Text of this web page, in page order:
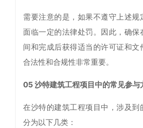
需要注意的是，如果不遵守上述规
面临一定的法律处罚。因此，确保
间和完成后获得适当的许可证和文
合法性和合规性非常重要。
05 沙特建筑工程项目中的常见参与
在沙特的建筑工程项目中，涉及到
分为以下几类：